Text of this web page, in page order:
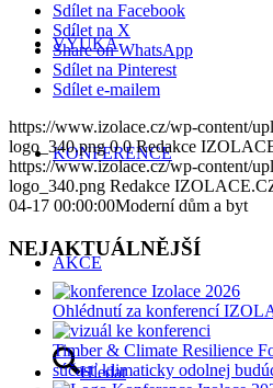
VÝUKA
KONFERENCE
AKCE
Hledat
Sdílet na Facebook
Sdílet na X
Share on WhatsApp
Sdílet na Pinterest
Sdílet e-mailem
https://www.izolace.cz/wp-content/
logo_340.png 0 0 Redakce
https://www.izolace.cz/wp-content/
logo_340.png Redakce
04-17 00:00:00Moderní dům a byt
NEJAKTUÁLNĚJŠÍ
Ohlédnutí za konferencí
Timber & Climate Resilience
súčasť klimaticky odolnej